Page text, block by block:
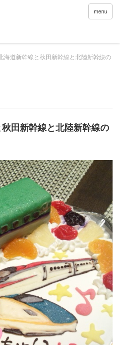
menu
海道新幹線と秋田新幹線と北陸新幹線の
田新幹線と北陸新幹線の